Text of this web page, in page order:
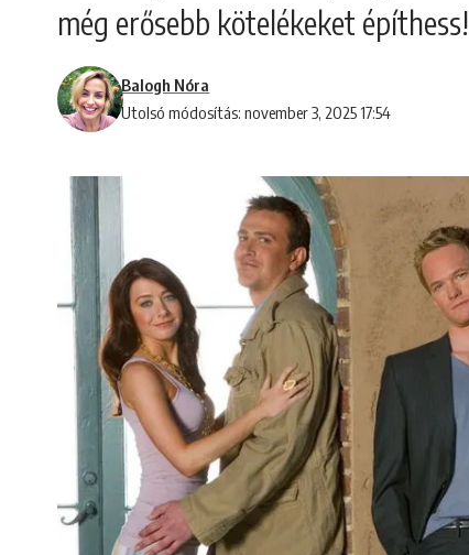
még erősebb kötelékeket építhess!
Utolsó módosítás: november 3, 2025 17:54
Balogh Nóra